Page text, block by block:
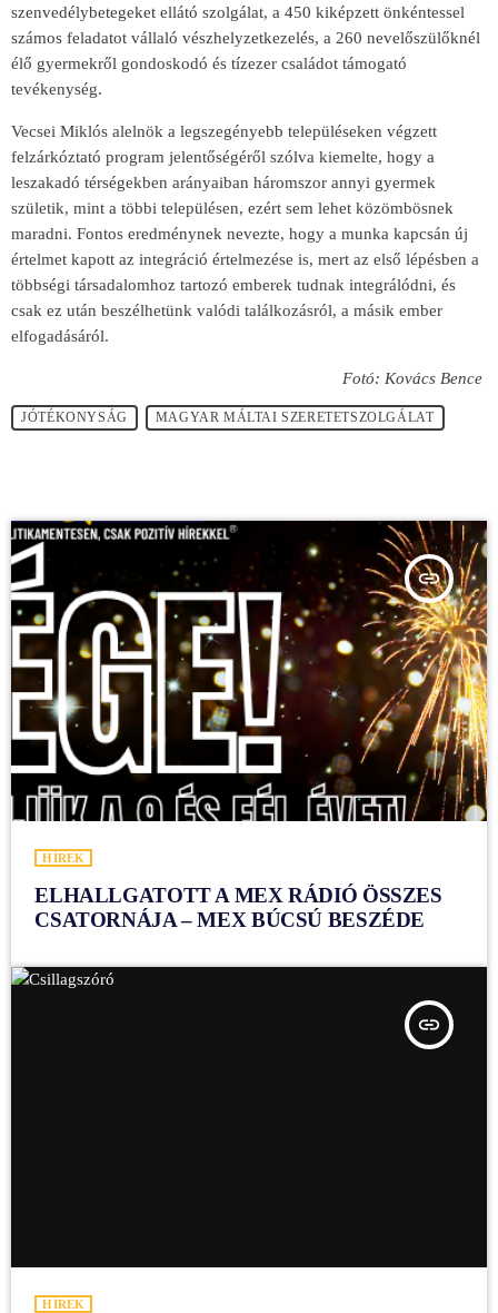
szenvedélybetegeket ellátó szolgálat, a 450 kiképzett önkéntessel
számos feladatot vállaló vészhelyzetkezelés, a 260 nevelőszülőknél
élő gyermekről gondoskodó és tízezer családot támogató
tevékenység.
Vecsei Miklós alelnök a legszegényebb településeken végzett
felzárkóztató program jelentőségéről szólva kiemelte, hogy a
leszakadó térségekben arányaiban háromszor annyi gyermek
születik, mint a többi településen, ezért sem lehet közömbösnek
maradni. Fontos eredménynek nevezte, hogy a munka kapcsán új
értelmet kapott az integráció értelmezése is, mert az első lépésben a
többségi társadalomhoz tartozó emberek tudnak integrálódni, és
csak ez után beszélhetünk valódi találkozásról, a másik ember
elfogadásáról.
Fotó: Kovács Bence
JÓTÉKONYSÁG MAGYAR MÁLTAI SZERETETSZOLGÁLAT
insert_link
HÍREK
ELHALLGATOTT A MEX RÁDIÓ ÖSSZES
CSATORNÁJA – MEX BÚCSÚ BESZÉDE
insert_link
HÍREK